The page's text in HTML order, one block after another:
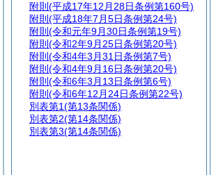
附則 (平成17年12月28日条例第160号)
附則 (平成18年7月5日条例第24号)
附則 (令和元年9月30日条例第19号)
附則 (令和2年9月25日条例第20号)
附則 (令和4年3月31日条例第7号)
附則 (令和4年9月16日条例第20号)
附則 (令和6年3月13日条例第6号)
附則 (令和6年12月24日条例第22号)
別表第1(第13条関係)
別表第2(第14条関係)
別表第3(第14条関係)